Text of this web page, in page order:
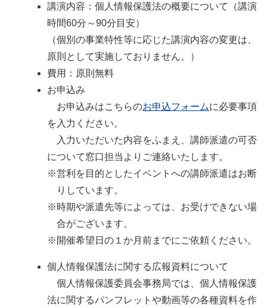
講演内容：個人情報保護法の概要について（講演
時間60分～90分目安）
（個別の事業特性等に応じた講演内容の変更は、
原則として実施しておりません。）
費用：原則無料
お申込み
お申込みはこちらのお申込フォームに必要事項
を入力ください。
入力いただいた内容をふまえ、講師派遣の可否
について窓口担当よりご連絡いたします。
※営利を目的としたイベントへの講師派遣はお断
りしています。
※時期や派遣先等によっては、お受けできない場
合がございます。
※開催希望日の１か月前までにご依頼ください。
個人情報保護法に関する広報資料について
個人情報保護委員会事務局では、個人情報保護
法に関するパンフレットや動画等の各種資料を作